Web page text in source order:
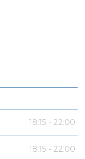
18:15 - 22:00
18:15 - 22:00